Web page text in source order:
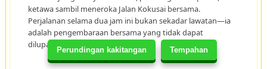
Perundingan kakitangan Tempahan
ketawa sambil meneroka Jalan Kokusai bersama.
Perjalanan selama dua jam ini bukan sekadar lawatan—ia
adalah pengembaraan bersama yang tidak dapat
dilupakan!